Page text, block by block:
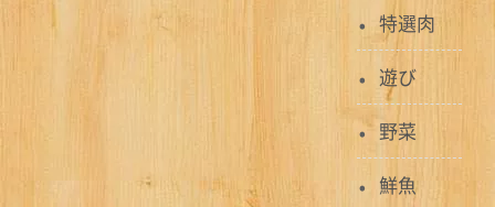
特選肉
遊び
野菜
鮮魚